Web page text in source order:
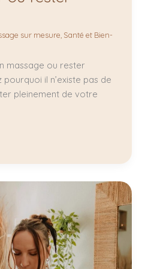
sur mesure Santé et Bien-
massage ou rester
il n’existe pas de
pleinement de votre